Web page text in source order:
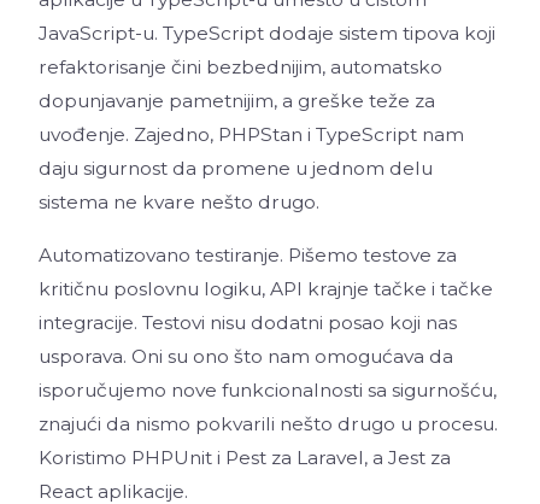
JavaScript-u. TypeScript dodaje sistem tipova koji
refaktorisanje čini bezbednijim, automatsko
dopunjavanje pametnijim, a greške teže za
uvođenje. Zajedno, PHPStan i TypeScript nam
daju sigurnost da promene u jednom delu
sistema ne kvare nešto drugo.
Automatizovano testiranje. Pišemo testove za
kritičnu poslovnu logiku, API krajnje tačke i tačke
integracije. Testovi nisu dodatni posao koji nas
usporava. Oni su ono što nam omogućava da
isporučujemo nove funkcionalnosti sa sigurnošću,
znajući da nismo pokvarili nešto drugo u procesu.
Koristimo PHPUnit i Pest za Laravel, a Jest za
React aplikacije.